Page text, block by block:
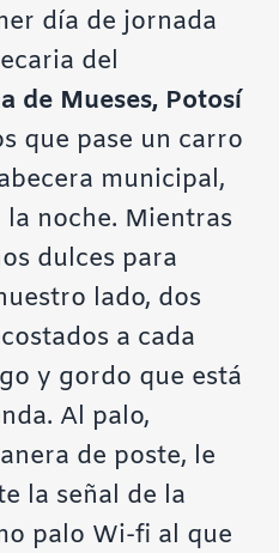
día de jornada
del
de Mueses, Potosí
que pase un carro
municipal,
noche. Mientras
dulces para
lado, dos
a cada
y gordo que está
Al palo,
de poste, le
la señal de la
palo Wi-fi al que